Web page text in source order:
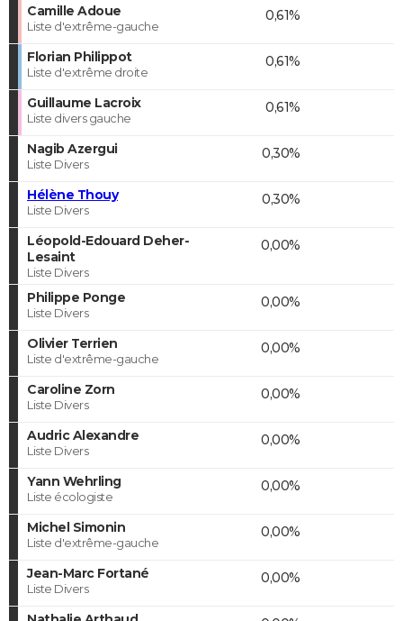
Camille Adoue
Liste d'extrême-gauche
0,61%
Florian Philippot
Liste d'extrême droite
0,61%
Guillaume Lacroix
Liste divers gauche
0,61%
Nagib Azergui
Liste Divers
0,30%
Hélène Thouy
Liste Divers
0,30%
Léopold-Edouard Deher-
Lesaint
Liste Divers
0,00%
Philippe Ponge
Liste Divers
0,00%
Olivier Terrien
Liste d'extrême-gauche
0,00%
Caroline Zorn
Liste Divers
0,00%
Audric Alexandre
Liste Divers
0,00%
Yann Wehrling
Liste écologiste
0,00%
Michel Simonin
Liste d'extrême-gauche
0,00%
Jean-Marc Fortané
Liste Divers
0,00%